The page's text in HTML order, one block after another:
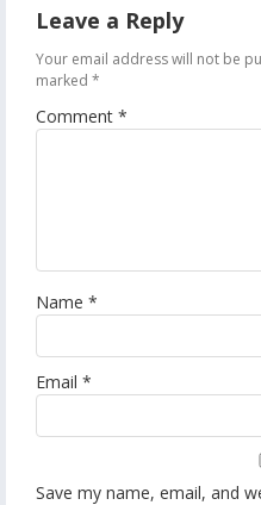
Leave a Reply
Your email address will not be
marked *
Comment *
Name *
Email *
Save my name, email, and